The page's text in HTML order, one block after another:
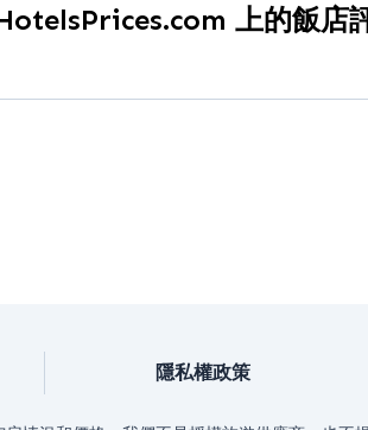
路上真正的最低可用價格 上的飯店
，在您預訂前提供平衡可靠的參考。
隱私權政策